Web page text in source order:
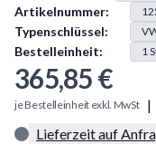
Artikelnummer:
Typenschlüssel:
Bestelleinheit: 1
365,85 €
je Bestelleinheit exkl. MwSt |
Lieferzeit auf